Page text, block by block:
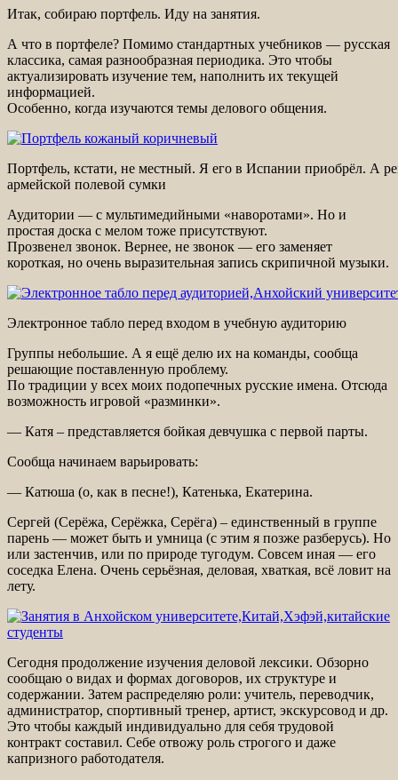
Итак, собираю портфель. Иду на занятия.
А что в портфеле? Помимо стандартных учебников — русская
классика, самая разнообразная периодика. Это чтобы
актуализировать изучение тем, наполнить их текущей
информацией.
Особенно, когда изучаются темы делового общения.
Портфель, кстати, не местный. Я его в Испании приобрёл. А
армейской полевой сумки
Аудитории — с мультимедийными «наворотами». Но и
простая доска с мелом тоже присутствуют.
Прозвенел звонок. Вернее, не звонок — его заменяет
короткая, но очень выразительная запись скрипичной музыки.
Электронное табло перед входом в учебную аудиторию
Группы небольшие. А я ещё делю их на команды, сообща
решающие поставленную проблему.
По традиции у всех моих подопечных русские имена. Отсюда
возможность игровой «разминки».
— Катя – представляется бойкая девчушка с первой парты.
Сообща начинаем варьировать:
— Катюша (о, как в песне!), Катенька, Екатерина.
Сергей (Серёжа, Серёжка, Серёга) – единственный в группе
парень — может быть и умница (с этим я позже разберусь). Но
или застенчив, или по природе тугодум. Совсем иная — его
соседка Елена. Очень серьёзная, деловая, хваткая, всё ловит на
лету.
Сегодня продолжение изучения деловой лексики. Обзорно
сообщаю о видах и формах договоров, их структуре и
содержании. Затем распределяю роли: учитель, переводчик,
администратор, спортивный тренер, артист, экскурсовод и др.
Это чтобы каждый индивидуально для себя трудовой
контракт составил. Себе отвожу роль строгого и даже
капризного работодателя.